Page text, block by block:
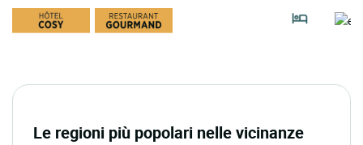
Le regioni più popolari nelle vicinanze